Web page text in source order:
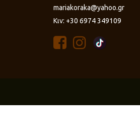
mariakoraka@yahoo.gr
Κιν: +30 6974 349109